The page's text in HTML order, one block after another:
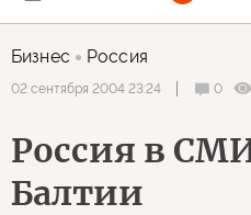
Бизнес Россия
02 сентября 2004 23:24 0
Россия в
Балтии